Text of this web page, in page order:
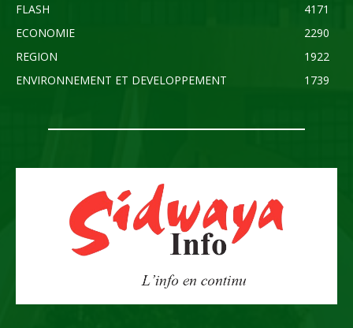
FLASH
4171
ECONOMIE
2290
REGION
1922
ENVIRONNEMENT ET DEVELOPPEMENT
1739